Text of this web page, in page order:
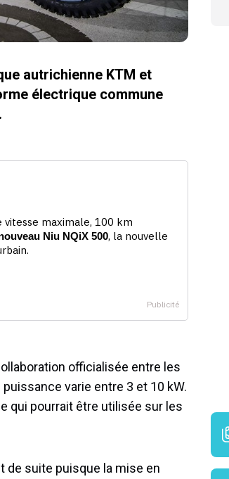
autrichienne KTM et
électrique commune
officialisée entre les
varie entre 3 et 10 kW.
qui pourrait être utilisée sur les
de suite puisque la mise en